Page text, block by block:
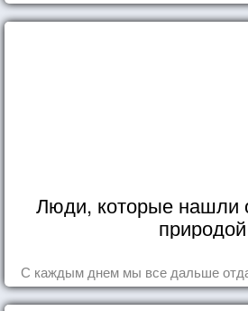
Люди, которые нашли
природой
С каждым днем мы все дальше